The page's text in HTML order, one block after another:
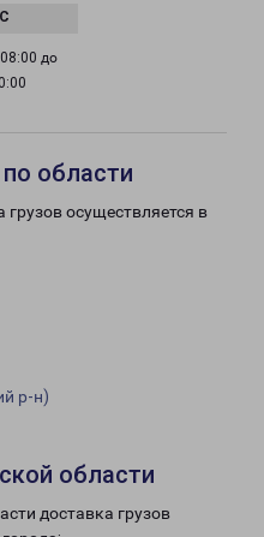
до
области
осуществляется в
р-н)
области
доставка грузов